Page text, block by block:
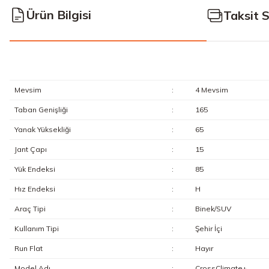
Ürün Bilgisi Taksit
Mevsim : 4 Mevsim
Taban Genişliği : 165
Yanak Yüksekliği : 65
Jant Çapı : 15
Yük Endeksi : 85
Hız Endeksi : H
Araç Tipi : Binek/SUV
Kullanım Tipi : Şehir İçi
Run Flat : Hayır